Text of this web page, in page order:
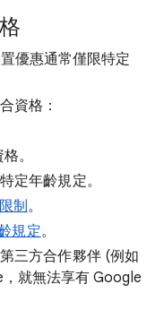
優惠通常僅限特定
資格：
。
定年齡規定。
制。
規定。
三方合作夥伴 (例如
就無法享有 Google